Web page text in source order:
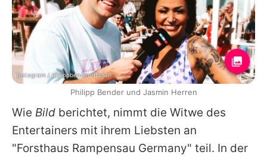
Wie Bild berichtet, nimmt die Witwe des
Entertainers mit ihrem Liebsten an
"Forsthaus Rampensau Germany" teil. In der
Instagram / philippbenderofficial
Philipp Bender und Jasmin Herren